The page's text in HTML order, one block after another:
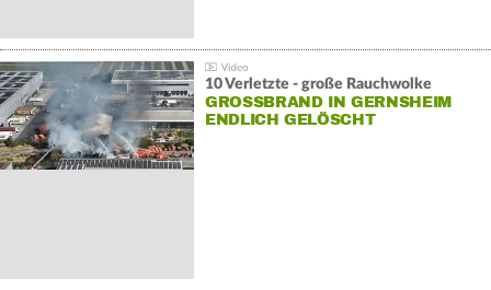
10 Verletzte - große Rauchwolke
GROSSBRAND IN GERNSHEIM E
NDLICH GELÖSCHT